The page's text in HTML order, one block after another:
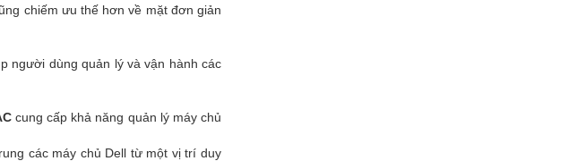
chiếm ưu thế hơn về mặt đơn giản
người dùng quản lý và vận hành các
cung cấp khả năng quản lý máy chủ
các máy chủ Dell từ một vị trí duy